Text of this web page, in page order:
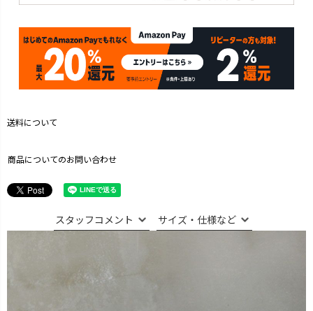
送料について
商品についてのお問い合わせ
スタッフコメント サイズ・仕様など